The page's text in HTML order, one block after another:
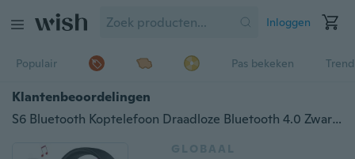
Inloggen
Populair Pas bekeken
Klantenbeoordelingen
S6 Bluetooth Koptelefoon Draadloze Bluetooth 4.0 Zware Bas Stereo Foldadle Auriculares met Microfoon Ondersteuning Tf Sd-kaart Het Beste Cadeau voor Student
GLOBAAL